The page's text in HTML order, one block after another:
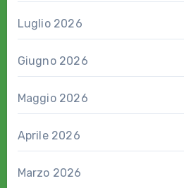
Luglio 2026
Giugno 2026
Maggio 2026
Aprile 2026
Marzo 2026